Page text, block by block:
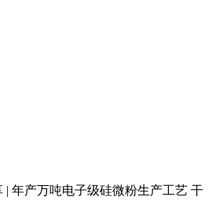
年产万吨电子级硅微粉生产工艺 干